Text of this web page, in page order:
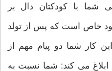
با کودکتان دال بر
خاص است که پس از تولد
کار شما دو پیام مهم از
می کند: شما نسبت به